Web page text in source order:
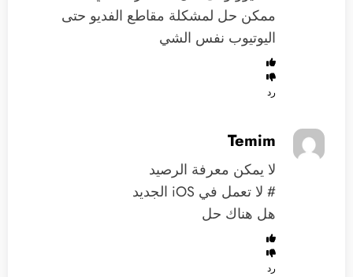
ممكن حل لمشكلة مقاطع الفديو حتى
اليوتيوب نفس الشي
رد
Temim
لا يمكن معرفة الرصيد
# لا تعمل في iOS الجديد
هل هناك حل
رد